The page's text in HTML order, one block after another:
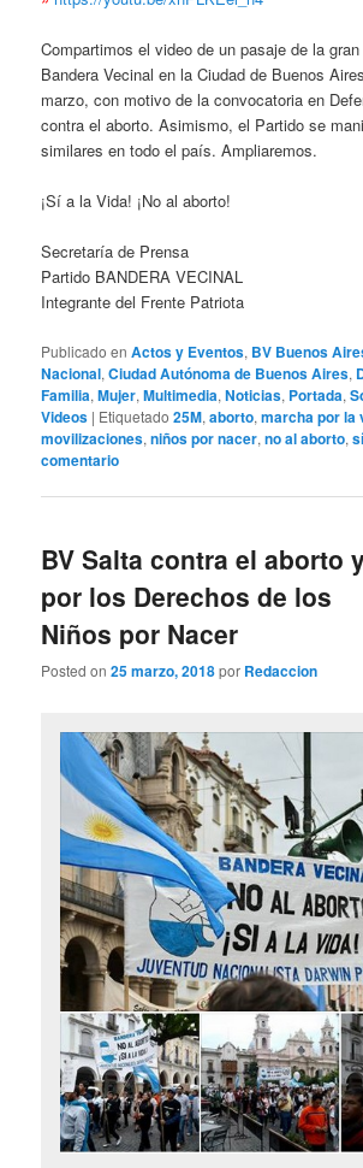
Compartimos el video de un pasaje de la
Bandera Vecinal en la Ciudad de Buenos
marzo, con motivo de la convocatoria en
contra el aborto. Asimismo, el Partido se
similares en todo el país. Ampliaremos.
¡Sí a la Vida! ¡No al aborto!
Secretaría de Prensa
Partido BANDERA VECINAL
Integrante del Frente Patriota
Publicado en Actos y Eventos, BV Buenos
Nacional,Ciudad Autónoma de Buenos Aires,
Familia,Mujer,Multimedia,Noticias, Portada,
Videos | Etiquetado 25M,aborto,marcha por la
movilizaciones,niños por nacer,no al aborto,
comentario
BV Salta contra el aborto
por los Derechos de los
Niños por Nacer
Posted on25 marzo, 2018por Redaccion